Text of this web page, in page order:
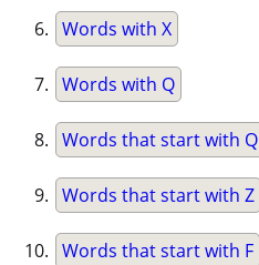
Words with X
Words with Q
Words that start with Q
Words that start with Z
Words that start with F